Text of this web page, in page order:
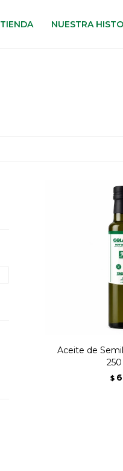
TIENDA NUESTRA
Aceite de
$